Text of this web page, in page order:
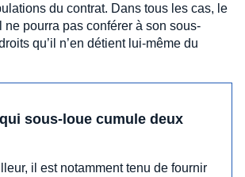
du contrat. Dans tous les cas, le
ne pourra pas conférer à son sous-
qu’il n’en détient lui-même du
sous-loue cumule deux
il est notamment tenu de fournir